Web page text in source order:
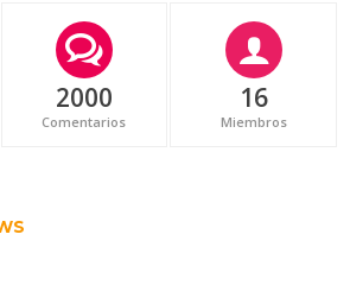
2000
Comentarios
16
Miembros